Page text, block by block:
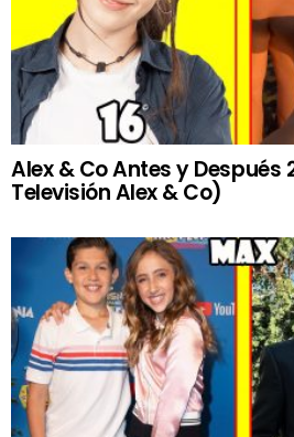
Alex & Co Antes y Después
Televisión Alex & Co)